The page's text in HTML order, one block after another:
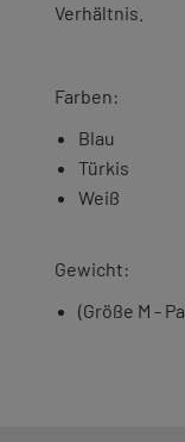
Verhältnis.
Farben:
Blau
Türkis
Weiß
Gewicht:
(Größe M -